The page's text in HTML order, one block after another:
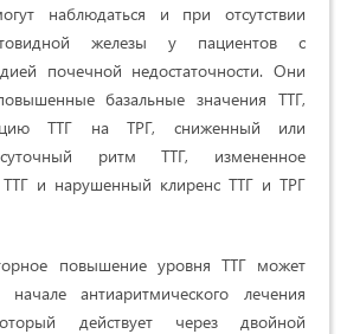
наблюдаться и при отсутствии
железы у пациентов с
почечной недостаточности. Они
базальные значения ТТГ,
ТТГ на ТРГ, сниженный или
суточный ритм ТТГ, измененное
ТТГ и нарушенный клиренс ТТГ и ТРГ
повышение уровня ТТГ может
антиаритмического лечения
действует через двойной